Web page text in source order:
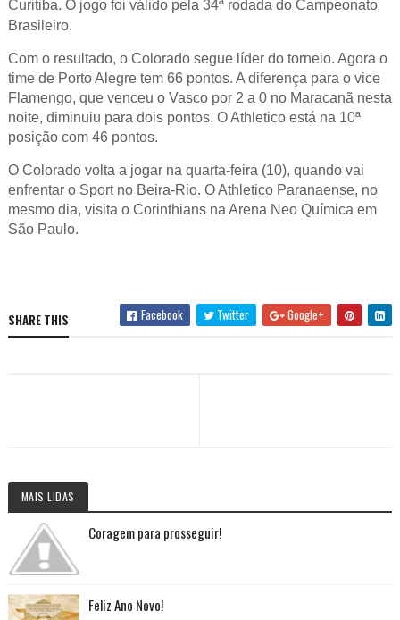
Curitiba. O jogo foi válido pela 34ª rodada do Campeonato
Brasileiro.
Com o resultado, o Colorado segue líder do torneio. Agora o
time de Porto Alegre tem 66 pontos. A diferença para o vice
Flamengo, que venceu o Vasco por 2 a 0 no Maracanã nesta
noite, diminuiu para dois pontos. O Athletico está na 10ª
posição com 46 pontos.
O Colorado volta a jogar na quarta-feira (10), quando vai
enfrentar o Sport no Beira-Rio. O Athletico Paranaense, no
mesmo dia, visita o Corinthians na Arena Neo Química em
São Paulo.
SHARE THIS Facebook Twitter Google+
MAIS LIDAS
Coragem para prosseguir!
Feliz Ano Novo!